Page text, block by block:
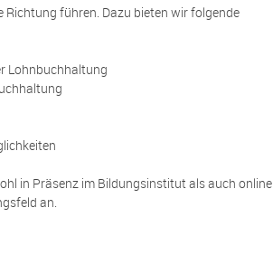
Richtung führen. Dazu bieten wir folgende
Lohnbuchhaltung
in Präsenz im Bildungsinstitut als auch online
an.